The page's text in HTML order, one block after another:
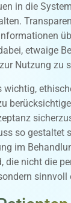
in die
etwaige
Nutzung zu
wichtig,
so gestaltet
im
die nicht die
sinnvoll